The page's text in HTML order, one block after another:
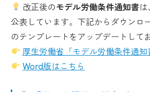
改正後のモデル労働条件通知書は
公表しています。下記からダウンロ
のテンプレートをアップデートして
厚生労働省「モデル労働条件通知
Word版はこちら